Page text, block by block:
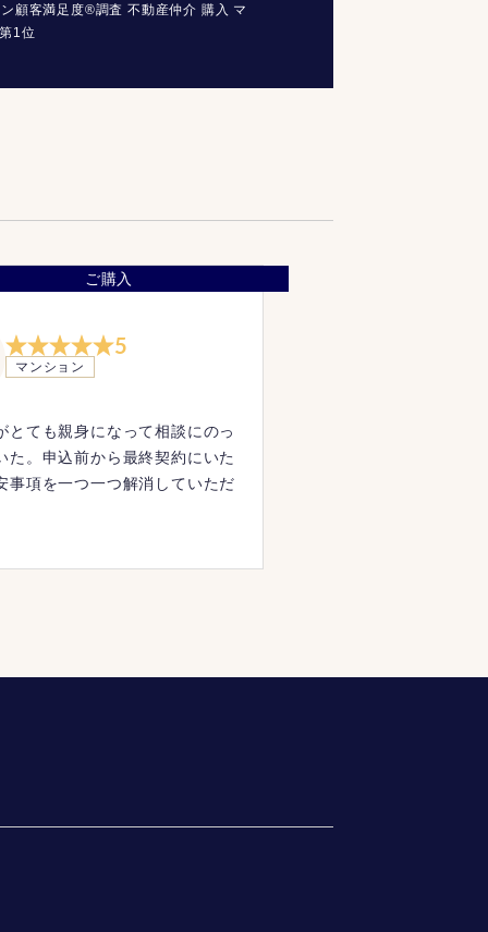
顧客満足度®調査 不動産仲介 購入 マ
1位
ご購入
5
マンション
とても親身になって相談にのっ
た。申込前から最終契約にいた
事項を一つ一つ解消していただ